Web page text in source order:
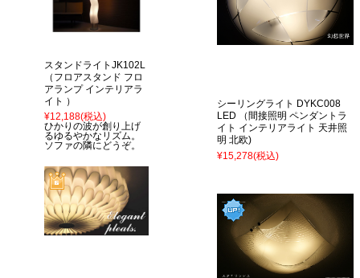
シーリングライト DYKC008
LED （間接照明 ペンダントラ
イト インテリアライト 天井照
明 北欧)
¥15,278(税込)
スタンドライトJK102L
（フロアスタンド フロ
アランプ インテリアラ
イト ）
¥12,188(税込)
ひかりの波が創り上げ
るゆるやかなリズム。
ソファの隣にどうぞ。